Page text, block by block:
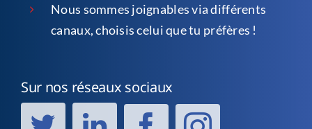
Nous sommes joignables via différents
canaux, choisis celui que tu préfères !
Sur nos réseaux sociaux